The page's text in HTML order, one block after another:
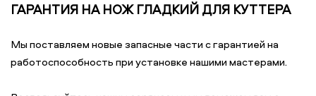
ГАРАНТИЯ НА НОЖ ГЛАДКИЙ ДЛЯ КУТТЕРА
Мы поставляем новые запасные части с гарантией на
работоспособность при установке нашими мастерами.